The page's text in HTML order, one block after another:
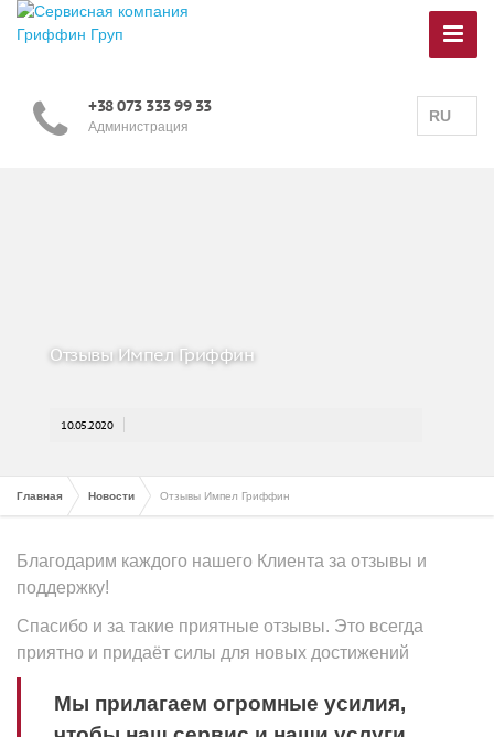
RU
+38 073 333 99 33
Администрация
Отзывы Импел Гриффин
10.05.2020
Главная Новости Отзывы Импел Гриффин
Благодарим каждого нашего Клиента за отзывы и
поддержку!
Спасибо и за такие приятные отзывы. Это всегда
приятно и придаёт силы для новых достижений
Мы прилагаем огромные усилия,